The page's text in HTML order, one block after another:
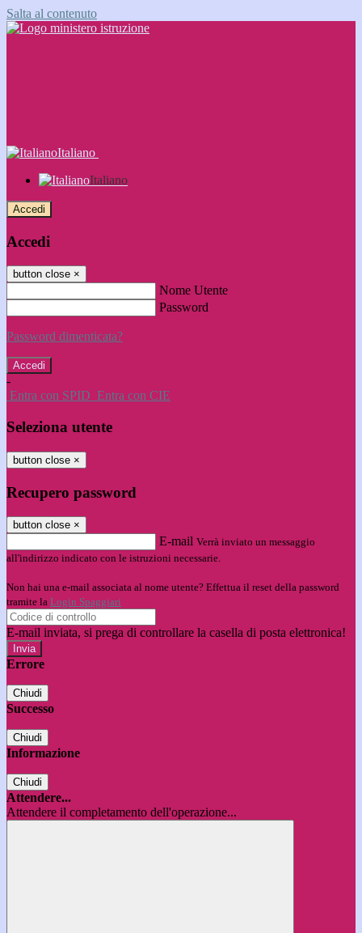
Salta al contenuto
Italiano
Italiano
Accedi
Accedi
button close ×
Nome Utente
Password
Password dimenticata?
-
Entra con SPID Entra con CIE
Seleziona utente
button close ×
Recupero password
button close ×
E-mail Verrà inviato un messaggio
all'indirizzo indicato con le istruzioni necessarie.
Non hai una e-mail associata al nome utente? Effettua il reset della password
tramite la Login Spaggiari
E-mail inviata, si prega di controllare la casella di posta elettronica!
Errore
Chiudi
Successo
Chiudi
Informazione
Chiudi
Attendere...
Attendere il completamento dell'operazione...